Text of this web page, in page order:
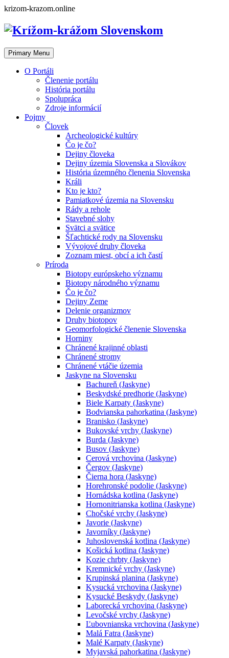
Skip
content
krizom-krazom.online
Primary Menu
O Portáli
Členenie portálu
História portálu
Spolupráca
Zdroje informácií
Pojmy
Človek
Archeologické kultúry
Čo je čo?
Dejiny človeka
Dejiny územia Slovenska a Slovákov
História územného členenia Slovenska
Králi
Kto je kto?
Pamiatkové územia na Slovensku
Rády a rehole
Stavebné slohy
Svätci a svätice
Šľachtické rody na Slovensku
Vývojové druhy človeka
Zoznam miest, obcí a ich častí
Príroda
Biotopy európskeho významu
Biotopy národného významu
Čo je čo?
Dejiny Zeme
Delenie organizmov
Druhy biotopov
Geomorfologické členenie Slovenska
Horniny
Chránené krajinné oblasti
Chránené stromy
Chránené vtáčie územia
Jaskyne na Slovensku
Bachureň (Jaskyne)
Beskydské predhorie (Jaskyne)
Biele Karpaty (Jaskyne)
Bodvianska pahorkatina (Jaskyne)
Branisko (Jaskyne)
Bukovské vrchy (Jaskyne)
Burda (Jaskyne)
Busov (Jaskyne)
Cerová vrchovina (Jaskyne)
Čergov (Jaskyne)
Čierna hora (Jaskyne)
Horehronské podolie (Jaskyne)
Hornádska kotlina (Jaskyne)
Hornonitrianska kotlina (Jaskyne)
Chočské vrchy (Jaskyne)
Javorie (Jaskyne)
Javorníky (Jaskyne)
Juhoslovenská kotlina (Jaskyne)
Košická kotlina (Jaskyne)
Kozie chrbty (Jaskyne)
Kremnické vrchy (Jaskyne)
Krupinská planina (Jaskyne)
Kysucká vrchovina (Jaskyne)
Kysucké Beskydy (Jaskyne)
Laborecká vrchovina (Jaskyne)
Levočské vrchy (Jaskyne)
Ľubovnianska vrchovina (Jaskyne)
Malá Fatra (Jaskyne)
Malé Karpaty (Jaskyne)
Myjavská pahorkatina (Jaskyne)